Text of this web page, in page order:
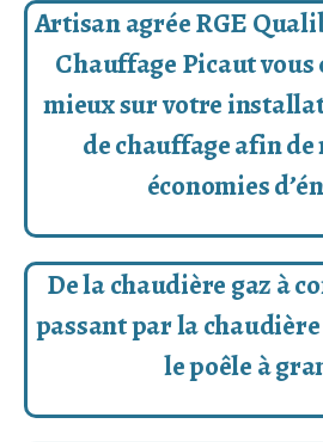
Artisan agrée RGE
Chauffage Picaut
mieux sur votre
de chauffage afin
économies
De la chaudière gaz à
passant par la
le poêle à